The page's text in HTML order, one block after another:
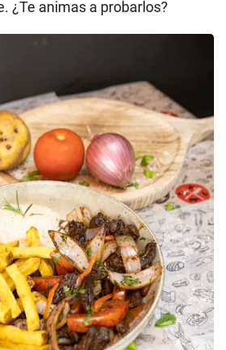
¿Te animas a probarlos?